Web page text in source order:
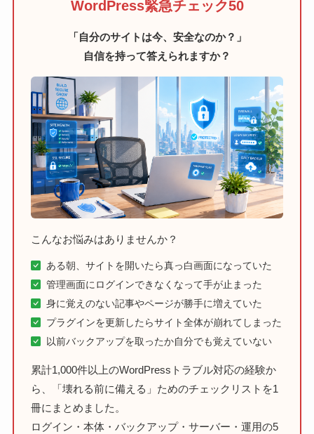
WordPress緊急チェック50
「自分のサイトは今、安全なのか？」
自信を持って答えられますか？
こんなお悩みはありませんか？
ある朝、サイトを開いたら真っ白画面になっていた
管理画面にログインできなくなって手が止まった
身に覚えのない記事やページが勝手に増えていた
プラグインを更新したらサイト全体が崩れてしまった
以前バックアップを取ったか自分でも覚えていない
累計1,000件以上のWordPressトラブル対応の経験か
ら、「壊れる前に備える」ためのチェックリストを1
冊にまとめました。
ログイン・本体・バックアップ・サーバー・運用の5